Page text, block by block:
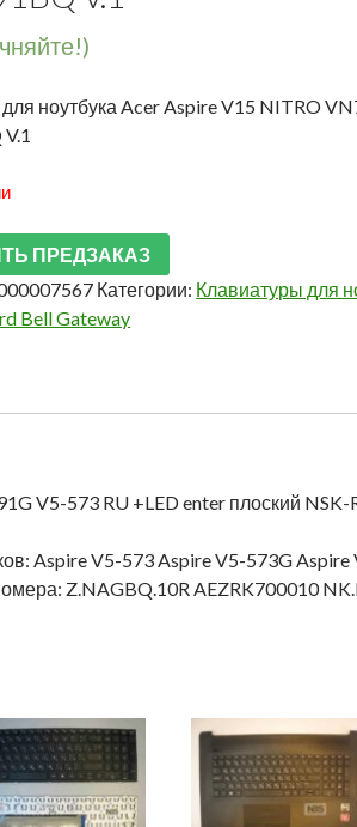
ноутбука Acer Aspire V15 NITRO
ПРЕДЗАКАЗ
Категории: Клавиатуры для
Bell Gateway
V5-573 RU +LED enter плоский NSK-
Aspire V5-573 Aspire V5-573G Aspire
Z.NAGBQ.10R AEZRK700010